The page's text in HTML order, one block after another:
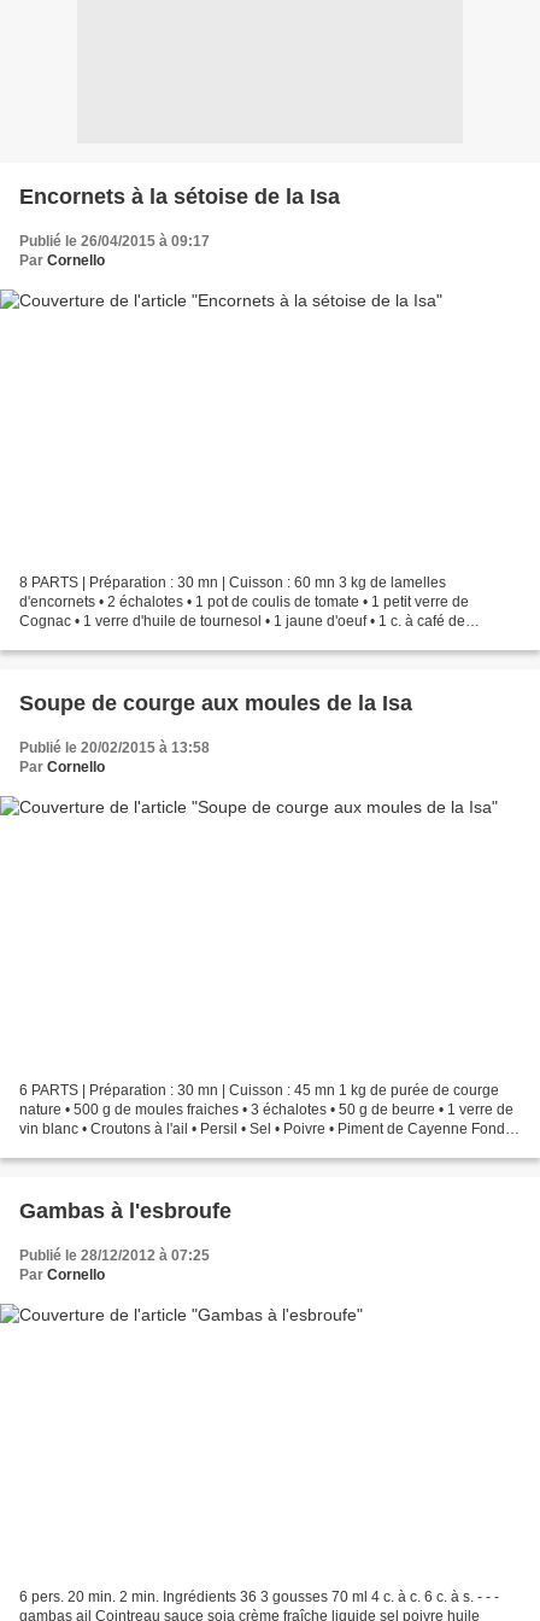
Encornets à la sétoise de la Isa
Publié le 26/04/2015 à 09:17
Par Cornello
8 PARTS | Préparation : 30 mn | Cuisson : 60 mn 3 kg de lamelles
d'encornets • 2 échalotes • 1 pot de coulis de tomate • 1 petit verre de
Cognac • 1 verre d'huile de tournesol • 1 jaune d'oeuf • 1 c. à café de
Soupe de courge aux moules de la Isa
Publié le 20/02/2015 à 13:58
Par Cornello
6 PARTS | Préparation : 30 mn | Cuisson : 45 mn 1 kg de purée de courge
nature • 500 g de moules fraiches • 3 échalotes • 50 g de beurre • 1 verre de
vin blanc • Croutons à l'ail • Persil • Sel • Poivre • Piment de Cayenne Fondre
Gambas à l'esbroufe
Publié le 28/12/2012 à 07:25
Par Cornello
6 pers. 20 min. 2 min. Ingrédients 36 3 gousses 70 ml 4 c. à c. 6 c. à s. - - -
gambas ail Cointreau sauce soja crème fraîche liquide sel poivre huile